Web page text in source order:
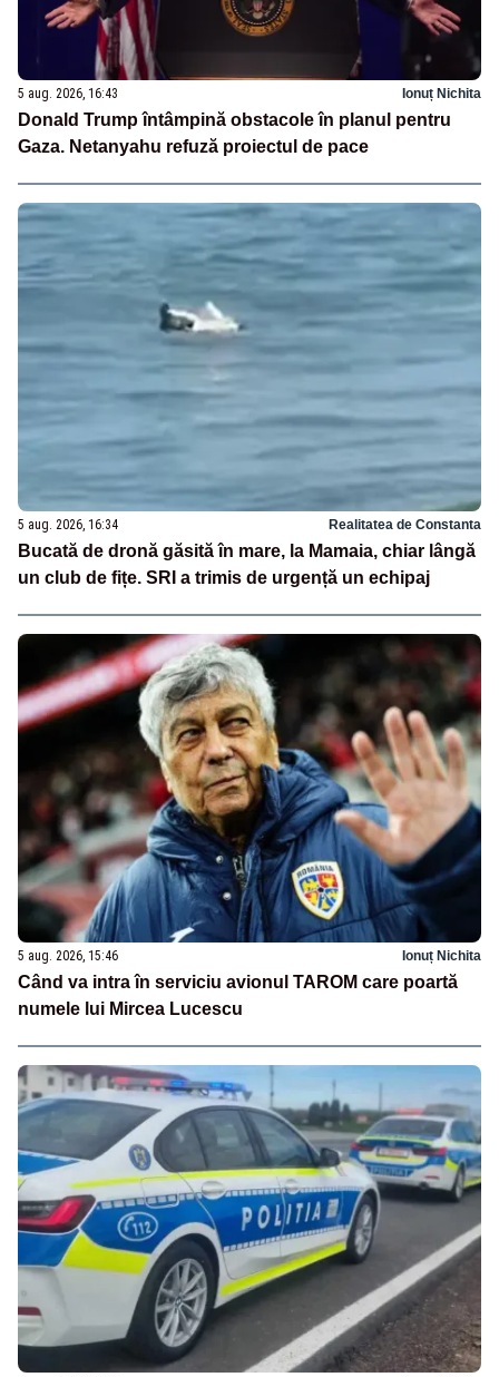
5 aug. 2026, 16:43 Ionuț Nichita
Donald Trump întâmpină obstacole în planul pentru
Gaza. Netanyahu refuză proiectul de pace
5 aug. 2026, 16:34 Realitatea de Constanta
Bucată de dronă găsită în mare, la Mamaia, chiar lângă
un club de fițe. SRI a trimis de urgență un echipaj
5 aug. 2026, 15:46 Ionuț Nichita
Când va intra în serviciu avionul TAROM care poartă
numele lui Mircea Lucescu